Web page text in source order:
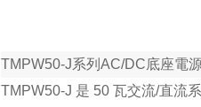
TMPW50-J系列 AC/DC底座電源
TMPW50-J 是 50 瓦交流/直流